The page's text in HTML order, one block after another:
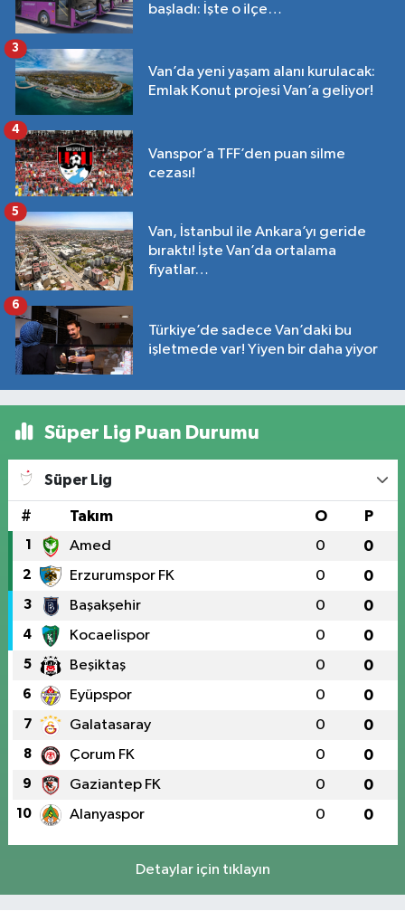
başladı: İşte o ilçe…
Van’da yeni yaşam alanı kurulacak:
Emlak Konut projesi Van’a geliyor!
3
Vanspor’a TFF’den puan silme
cezası!
4
Van, İstanbul ile Ankara’yı geride
bıraktı! İşte Van’da ortalama
fiyatlar…
5
Türkiye’de sadece Van’daki bu
işletmede var! Yiyen bir daha yiyor
6
Süper Lig Puan Durumu
Süper Lig
# Takım O P
1 Amed 0 0
2 Erzurumspor FK 0 0
3 Başakşehir 0 0
4 Kocaelispor 0 0
5 Beşiktaş 0 0
6 Eyüpspor 0 0
7 Galatasaray 0 0
8 Çorum FK 0 0
9 Gaziantep FK 0 0
10 Alanyaspor 0 0
Detaylar için tıklayın